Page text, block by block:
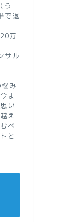
う
で退
万
サル
み
ま
い
え
べ
と